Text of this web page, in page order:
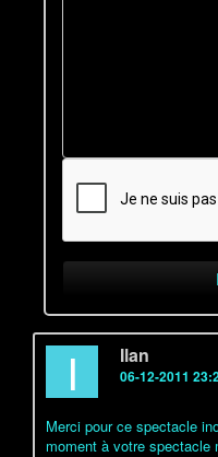
I Ilan
06-12-2011
Merci pour ce spectacle
moment à votre spectacle